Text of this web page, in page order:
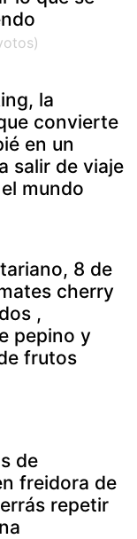
la
convierte
en un
salir de viaje
mundo
8 de
cherry
,
pepino y
frutos
de
freidora de
repetir